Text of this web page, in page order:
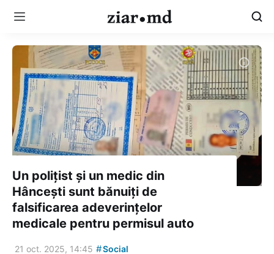
Un polițist și un medic din
Hâncești sunt bănuiți de
falsificarea adeverințelor
medicale pentru permisul auto
21 oct. 2025, 14:45 #Social